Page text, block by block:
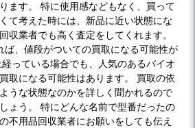
ます。 特に使用感などもなく、買って
て考えた時には、新品に近い状態にな
収業者でも高く査定をしてくれます。
ば、値段がついての買取になる可能性が
っている場合でも、人気のあるバイオ
取になる可能性はあります。 買取の依
うな状態なのかを詳しく聞かれるので
ょう。 特にどんな名前で型番だったの
不用品回収業者にお願いをしても伝え